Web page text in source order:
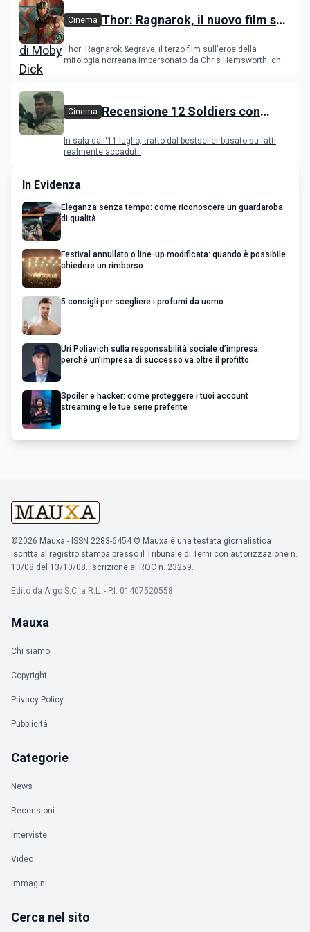
Cinema Thor: Ragnarok, il nuovo film sul
Hemsworth e Tom Hiddleston
Thor: Ragnarok &egrave; il terzo film sull'eroe della
mitologia norreana impersonato da Chris Hemsworth, che
Cinema Recensione 12 Soldiers con
In sala dall'11 luglio, tratto dal bestseller basato su fatti
realmente accaduti.
In Evidenza
Eleganza senza tempo: come riconoscere un guardaroba
di qualità
Festival annullato o line-up modificata: quando è possibile
chiedere un rimborso
5 consigli per scegliere i profumi da uomo
Uri Poliavich sulla responsabilità sociale d’impresa:
perché un’impresa di successo va oltre il profitto
Spoiler e hacker: come proteggere i tuoi account
streaming e le tue serie preferite
©2026 Mauxa - ISSN 2283-6454 © Mauxa è una testata giornalistica
iscritta al registro stampa presso il Tribunale di Terni con autorizzazione n.
10/08 del 13/10/08. Iscrizione al ROC n. 23259.
Edito da Argo S.C. a R.L. - P.I. 01407520558
Mauxa
Chi siamo
Copyright
Privacy Policy
Pubblicità
Categorie
News
Recensioni
Interviste
Video
Immagini
Cerca nel sito